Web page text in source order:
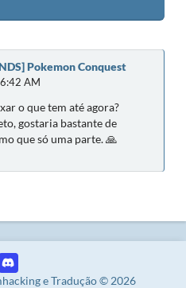
Pokemon Conquest
AM
o que tem até agora?
gostaria bastante de
que só uma parte. 🙏
e Tradução © 2026